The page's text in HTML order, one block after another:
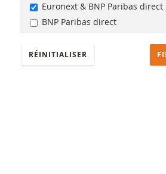
Euronext & BNP Paribas direct
BNP Paribas direct
RÉINITIALISER